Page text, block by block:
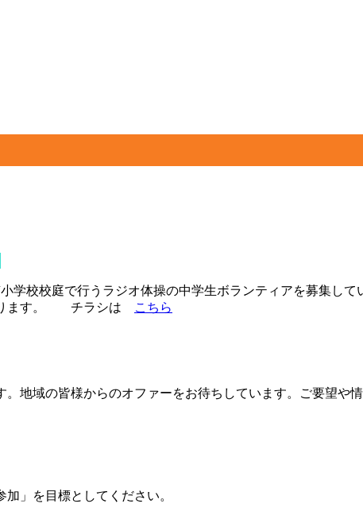
学校校庭で行うラジオ体操の中学生ボランティアを募集し
ります。 チラシは
こちら
地域の皆様からのオファーをお待ちしています。ご要望や
」を目標としてください。